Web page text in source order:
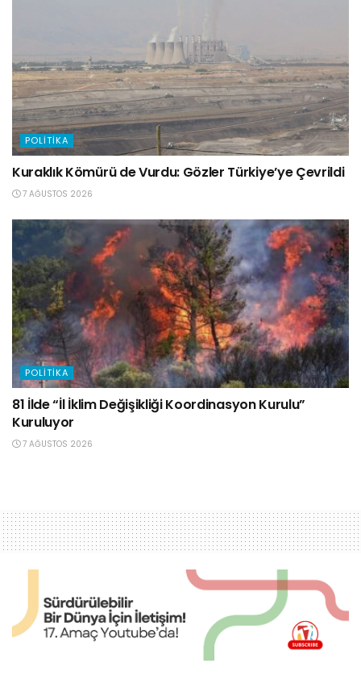
POLITIKA
Kuraklık Kömürü de Vurdu: Gözler Türkiye’ye Çevrildi
7 AĞUSTOS 2026
POLITIKA
81 İlde “İl İklim Değişikliği Koordinasyon Kurulu”
Kuruluyor
7 AĞUSTOS 2026